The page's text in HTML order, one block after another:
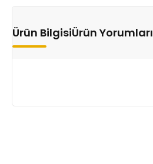
Ürün BilgisiÜrün Yorumları